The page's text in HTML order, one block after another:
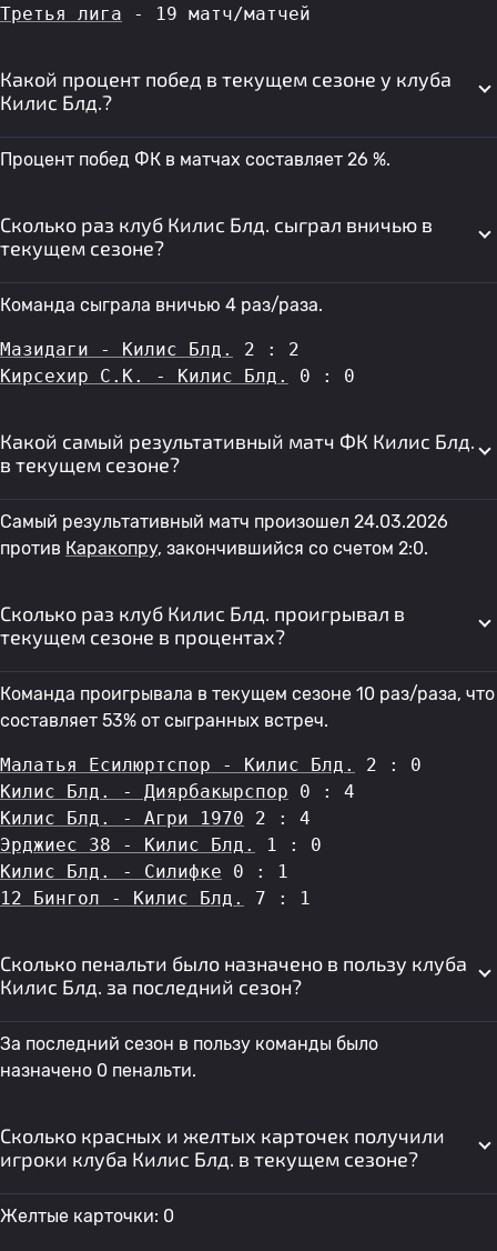
Третья лига - 19 матч/матчей
Какой процент побед в текущем сезоне у клуба
Килис Блд.?
Процент побед ФК в матчах составляет 26 %.
Сколько раз клуб Килис Блд. сыграл вничью в
текущем сезоне?
Команда сыграла вничью 4 раз/раза.
Мазидаги - Килис Блд.
2 : 2
Кирсехир С.К. - Килис Блд.
0 : 0
Какой самый результативный матч ФК Килис Блд.
в текущем сезоне?
Самый результативный матч произошел 24.03.2026
против Каракопру, закончившийся со счетом 2:0.
Сколько раз клуб Килис Блд. проигрывал в
текущем сезоне в процентах?
Команда проигрывала в текущем сезоне 10 раз/раза, что
составляет 53% от сыгранных встреч.
Малатья Есилюртспор - Килис Блд.
2 : 0
Килис Блд. - Диярбакырспор 0 : 4
Килис Блд. - Агри 1970 2 : 4
Эрджиес 38 - Килис Блд.
1 : 0
Килис Блд. - Силифке 0 : 1
12 Бингол - Килис Блд.
7 : 1
Сколько пенальти было назначено в пользу клуба
Килис Блд. за последний сезон?
За последний сезон в пользу команды было
назначено 0 пенальти.
Сколько красных и желтых карточек получили
игроки клуба Килис Блд. в текущем сезоне?
Желтые карточки: 0